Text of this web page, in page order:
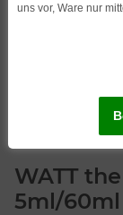
WATT
5ml/
uns vor, Ware nur